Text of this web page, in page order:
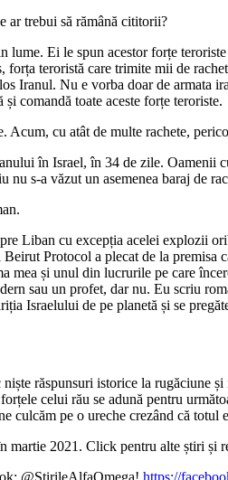
ar trebui să rămână cititorii?
Ei le spun acestor forțe
teroristă care trimite mii de
Iranul. Nu e vorba doar de armata
comandă toate aceste forțe teroriste.
cu atât de multe rachete,
în Israel, în 34 de zile. Oamenii
s-a văzut un asemenea baraj de
Liban cu excepția acelei explozii
Protocol a plecat de la
și unul din lucrurile pe care
sau un profet, dar nu. Eu scriu
Israelului de pe planetă și se
răspunsuri istorice la rugăciune
celui rău se adună pentru
culcăm pe o ureche crezând că totul
2021. Click pentru alte știri și
@StirileAlfaOmega! https://